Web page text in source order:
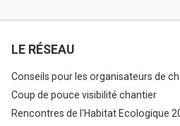
LE RÉSEAU
Conseils pour les organisateurs de
Coup de pouce visibilité chantier
Rencontres de l'Habitat Ecologique